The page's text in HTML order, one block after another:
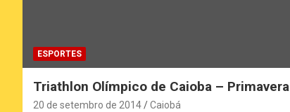
ESPORTES
Triathlon Olímpico de Caioba – Primavera
20 de setembro de 2014 Caiobá